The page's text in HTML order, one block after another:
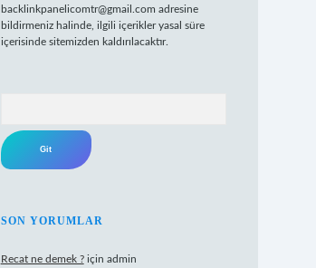
backlinkpanelicomtr@gmail.com adresine
bildirmeniz halinde, ilgili içerikler yasal süre
içerisinde sitemizden kaldırılacaktır.
SON YORUMLAR
Recat ne demek ?için admin